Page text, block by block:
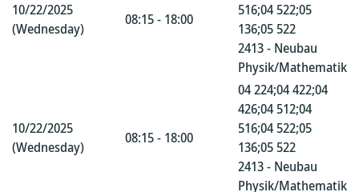
10/22/2025
(Wednesday)
08:15 - 18:00
516;04 522;05
136;05 522
2413 - Neubau
Physik/Mathematik
10/22/2025
(Wednesday)
08:15 - 18:00
04 224;04 422;04
426;04 512;04
516;04 522;05
136;05 522
2413 - Neubau
Physik/Mathematik